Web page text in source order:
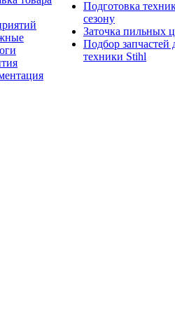
Подготовка
сезону
Заточка пильных
Подбор запчастей
техники Stihl